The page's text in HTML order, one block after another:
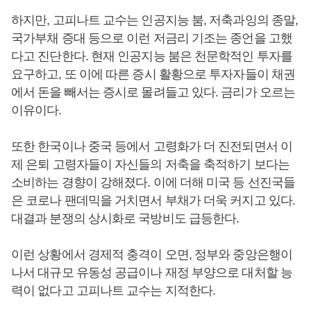
하지만, 고피나트 교수는 인공지능 붐, 저축과잉의 종말,
국가부채 증대 등으로 이런 저금리 기조는 종언을 고했
다고 진단한다. 현재 인공지능 붐은 천문학적인 투자를
요구하고, 또 이에 따른 증시 활황으로 투자자들이 채권
에서 돈을 빼서는 증시로 몰려들고 있다. 금리가 오르는
이유이다.
또한 한국이나 중국 등에서 고령화가 더 진전되면서 이
제 은퇴 고령자들이 자신들의 저축을 축적하기 보다는
소비하는 경향이 강해졌다. 이에 더해 미국 등 선진국들
은 코로나 팬데믹을 거치면서 부채가 더욱 커지고 있다.
대결과 분쟁의 상시화로 국방비도 급등한다.
이런 상황에서 경제적 충격이 오면, 정부와 중앙은행이
나서 대규모 유동성 공급이나 재정 부양으로 대처할 능
력이 없다고 고피나트 교수는 지적한다.